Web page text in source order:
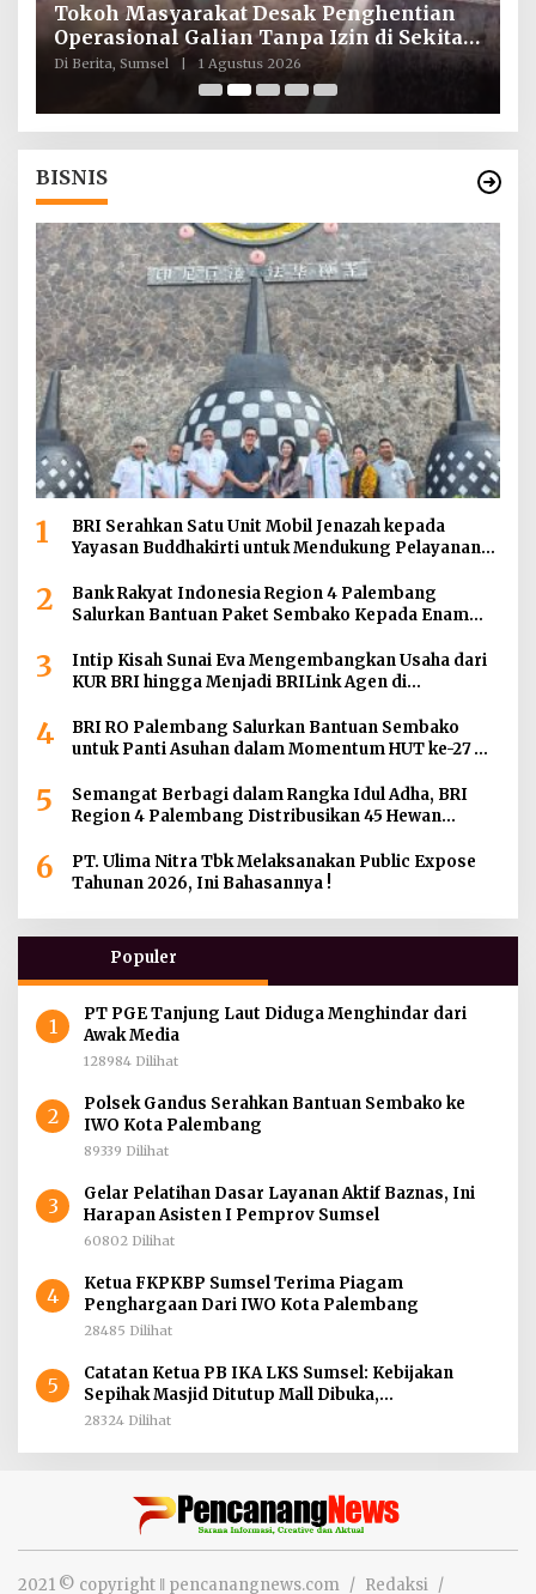
Tokoh Masyarakat Desak Penghentian
Operasional Galian Tanpa Izin di Sekitar
Jembatan Sei Siarak, Desa Tanah Abang
Di Berita, Sumsel 1 Agustus 2026
BISNIS
1
BRI Serahkan Satu Unit Mobil Jenazah kepada
Yayasan Buddhakirti untuk Mendukung Pelayanan
2
Bank Rakyat Indonesia Region 4 Palembang
Salurkan Bantuan Paket Sembako Kepada Enam
3
Intip Kisah Sunai Eva Mengembangkan Usaha dari
KUR BRI hingga Menjadi BRILink Agen di
4
BRI RO Palembang Salurkan Bantuan Sembako
untuk Panti Asuhan dalam Momentum HUT ke-27
5
Semangat Berbagi dalam Rangka Idul Adha, BRI
Region 4 Palembang Distribusikan 45 Hewan
Jambi dan Kepulauan Bangka
6
PT. Ulima Nitra Tbk Melaksanakan Public Expose
Tahunan 2026, Ini Bahasannya !
Populer
1
PT PGE Tanjung Laut Diduga Menghindar dari
Awak Media
128984 Dilihat
2
Polsek Gandus Serahkan Bantuan Sembako ke
IWO Kota Palembang
89339 Dilihat
3
Gelar Pelatihan Dasar Layanan Aktif Baznas, Ini
Harapan Asisten I Pemprov Sumsel
60802 Dilihat
4
Ketua FKPKBP Sumsel Terima Piagam
Penghargaan Dari IWO Kota Palembang
28485 Dilihat
5
Catatan Ketua PB IKA LKS Sumsel: Kebijakan
Sepihak Masjid Ditutup Mall Dibuka,
Menghidupkan Dunia Mematikan Iman
28324 Dilihat
2021 © copyright ‖ pencanangnews.com Redaksi